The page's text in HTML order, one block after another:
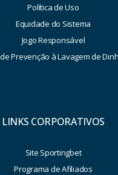
Política de Uso
Equidade do Sistema
Jogo Responsável
Prevenção à Lavagem de
LINKS CORPORATIVOS
Site Sportingbet
Programa de Afiliados